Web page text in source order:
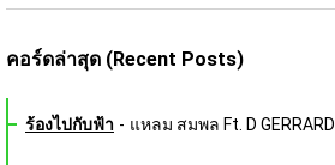
คอร์ดล่าสุด (Recent Posts)
ร้องไปกับฟ้า - แหลม สมพล Ft. D GERRARD